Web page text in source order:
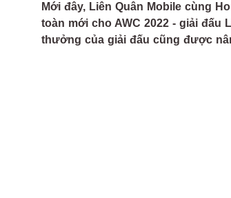
Mới đây, Liên Quân Mobile cùng
toàn mới cho AWC 2022 - giải
thưởng của giải đấu cũng được